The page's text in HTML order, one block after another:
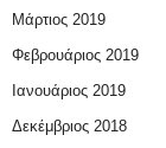
Μάρτιος 2019
Φεβρουάριος 2019
Ιανουάριος 2019
Δεκέμβριος 2018